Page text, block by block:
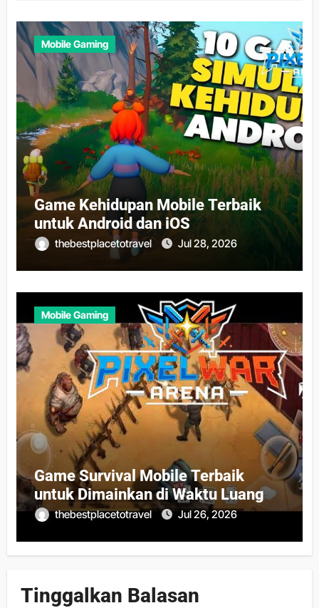
Mobile Gaming
Game Kehidupan Mobile Terbaik
untuk Android dan iOS
thebestplacetotravel Jul 28, 2026
Mobile Gaming
Game Survival Mobile Terbaik
untuk Dimainkan di Waktu Luang
thebestplacetotravel Jul 26, 2026
Tinggalkan Balasan